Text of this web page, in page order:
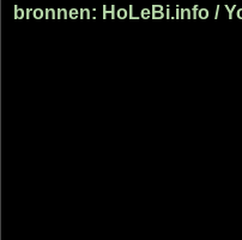
bronnen: HoLeBi.info /